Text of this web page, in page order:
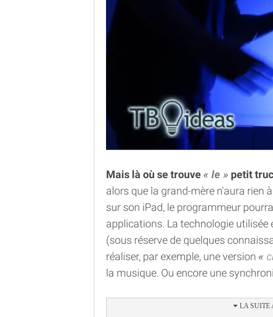
Mais là où se trouve le petit
alors que la grand-mère n'aura rien
sur son iPad, le programmeur
applications. La technologie utilisée
(sous réserve de quelques
réaliser, par exemple, une version
la musique. Ou encore une